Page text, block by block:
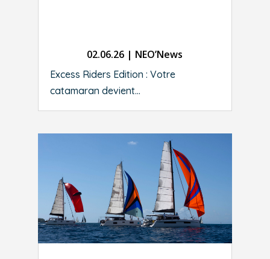
02.06.26 | NEO’News
Excess Riders Edition : Votre
catamaran devient...